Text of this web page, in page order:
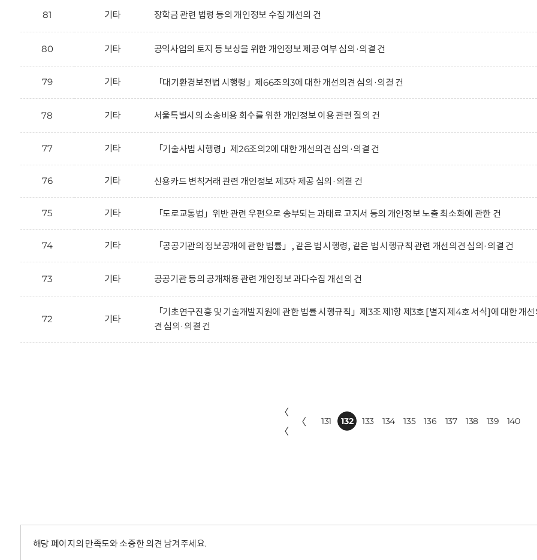
81 기타 장학금 관련 법령 등의 개인정보 수집 개선의 건
80 기타 공익사업의 토지 등 보상을 위한 개인정보 제공 여부 심의·의결 건
79 기타 「대기환경보전법 시행령」제66조의3에 대한 개선의견 심의·의결 건
78 기타 서울특별시의 소송비용 회수를 위한 개인정보 이용 관련 질의 건
77 기타 「기술사법 시행령」제26조의2에 대한 개선의견 심의·의결 건
76 기타 신용카드 변칙거래 관련 개인정보 제3자 제공 심의·의결 건
75 기타 「도로교통법」위반 관련 우편으로 송부되는 과태료 고지서 등의 개인정보 노출 최소화에 관한 건
74 기타 「공공기관의 정보공개에 관한 법률」, 같은 법 시행령, 같은 법 시행규칙 관련 개선의견 심의·의결 건
73 기타 공공기관 등의 공개채용 관련 개인정보 과다수집 개선의 건
72 기타
「기초연구진흥 및 기술개발지원에 관한 법률 시행규칙」제3조 제1항 제3호 [별지 제4호 서식]에 대한 개
견 심의·의결 건
〈
〈
〈 131 132 133 134 135 136 137 138 139 140
해당 페이지의 만족도와 소중한 의견 남겨주세요.